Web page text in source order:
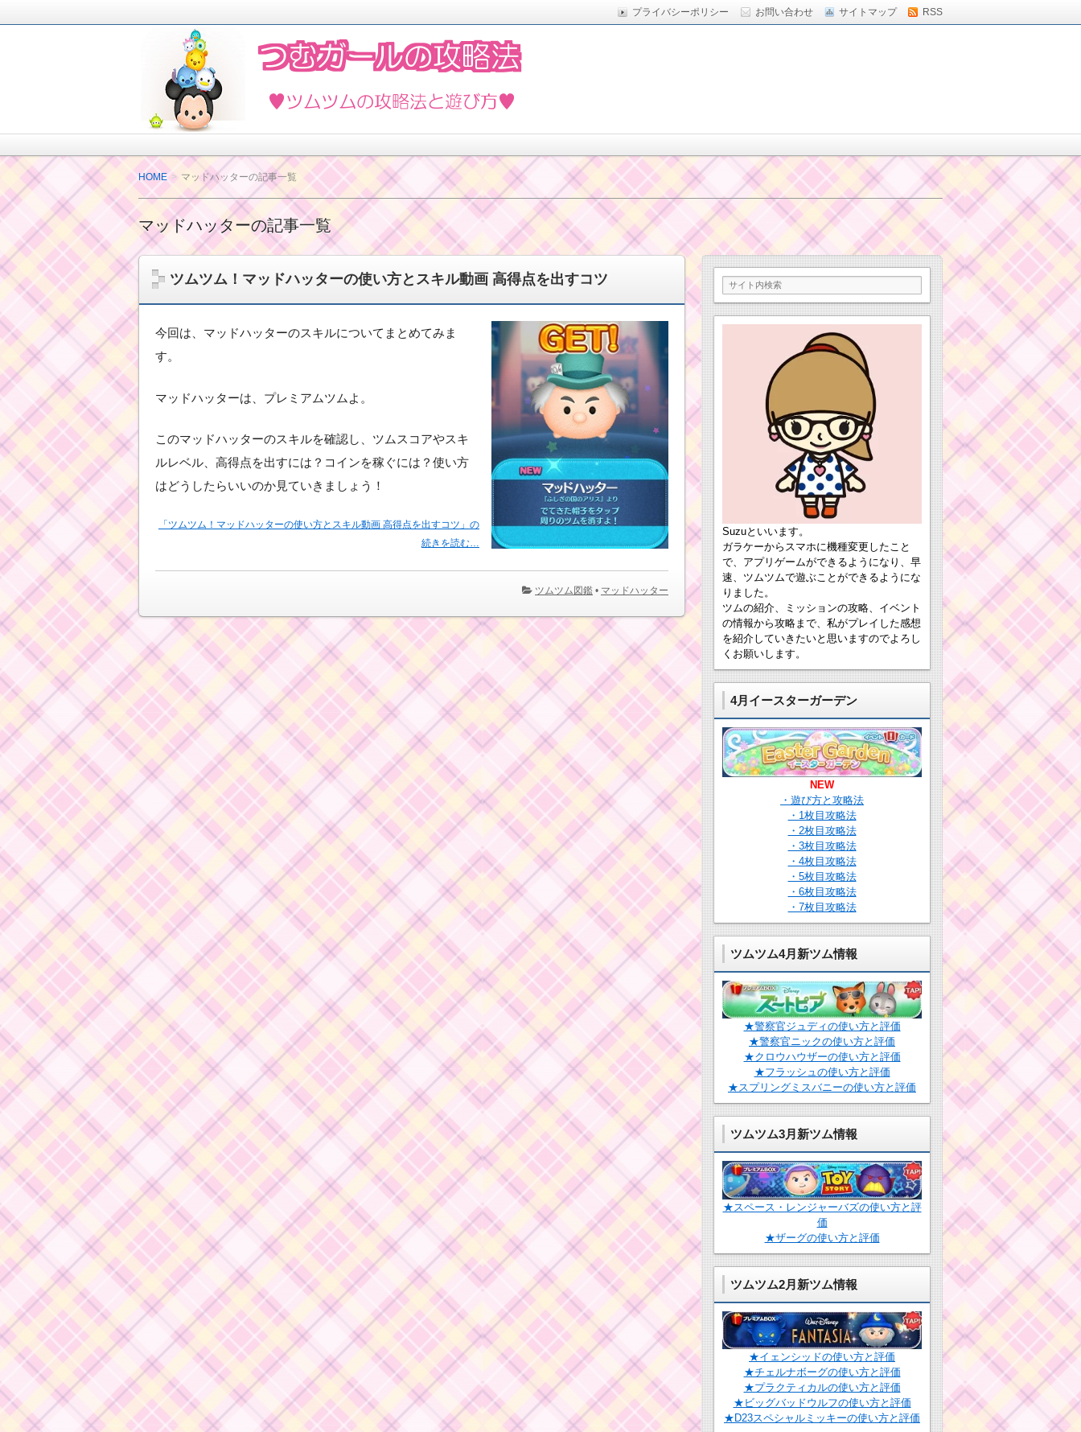
お問い合わせ サイトマップ RSS
プライバシーポリシー
ツムツムの攻略法と遊び方
2018年4月ツムツムを楽しく攻略した実際の方法をまとめています。5月の新イベントや新ツムな
ど最新情報も紹介しています。
HOME マッドハッターの記事一覧
マッドハッターの記事一覧
ツムツム！マッドハッターの使い方とスキル動画 高得点を出すコツ
今回は、マッドハッターのスキルについてまとめてみま
す。
マッドハッターは、プレミアムツムよ。
このマッドハッターのスキルを確認し、ツムスコアやスキ
ルレベル、高得点を出すには？コインを稼ぐには？使い方
はどうしたらいいのか見ていきましょう！
「ツムツム！マッドハッターの使い方とスキル動画 高得点を出すコツ」の
続きを読む…
ツムツム図鑑 • マッドハッター
Suzuといいます。
ガラケーからスマホに機種変更したこと
で、アプリゲームができるようになり、早
速、ツムツムで遊ぶことができるようにな
りました。
ツムの紹介、ミッションの攻略、イベント
の情報から攻略まで、私がプレイした感想
を紹介していきたいと思いますのでよろし
くお願いします。
4月イースターガーデン
NEW
・遊び方と攻略法
・1枚目攻略法
・2枚目攻略法
・3枚目攻略法
・4枚目攻略法
・5枚目攻略法
・6枚目攻略法
・7枚目攻略法
ツムツム4月新ツム情報
★警察官ジュディの使い方と評価
★警察官ニックの使い方と評価
★クロウハウザーの使い方と評価
★フラッシュの使い方と評価
★スプリングミスバニーの使い方と評価
ツムツム3月新ツム情報
★スペース・レンジャーバズの使い方と評
価
★ザーグの使い方と評価
ツムツム2月新ツム情報
★イェンシッドの使い方と評価
★チェルナボーグの使い方と評価
★プラクティカルの使い方と評価
★ビッグバッドウルフの使い方と評価
★D23スペシャルミッキーの使い方と評価